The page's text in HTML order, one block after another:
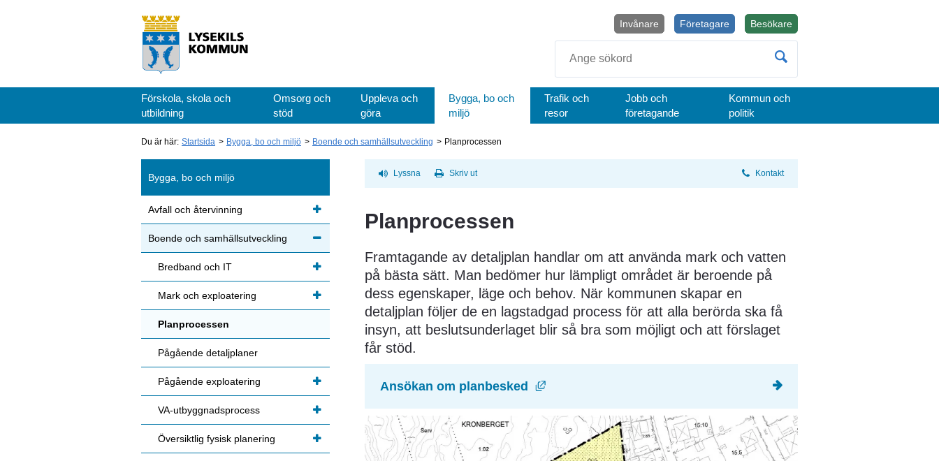
BesökareÖppnas i nytt fönster.
Företagare
Invånare
Förskola, skola och
utbildning
Omsorg och
stöd
Uppleva och
göra
Bygga, bo och
miljö
Trafik och
resor
Jobb och
företagande
Kommun och
politik
Du är här: Startsida Bygga, bo och miljö Boende och samhällsutveckling Planprocessen
Lyssna Skriv ut Kontakt
Planprocessen
Framtagande av detaljplan handlar om att använda mark och vatten
på bästa sätt. Man bedömer hur lämpligt området är beroende på
dess egenskaper, läge och behov. När kommunen skapar en
detaljplan följer de en lagstadgad process för att alla berörda ska få
insyn, att beslutsunderlaget blir så bra som möjligt och att förslaget
får stöd.
Ansökan om planbesked Länk till annan webbplats, öppnas i nytt fönster.
Bygga, bo och miljö
Avfall och återvinning
Boende och samhällsutveckling
Bredband och IT
Mark och exploatering
Planprocessen
Pågående detaljplaner
Pågående exploatering
VA-utbyggnadsprocess
Översiktlig fysisk planering